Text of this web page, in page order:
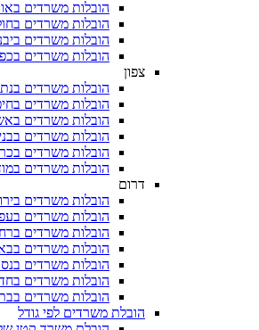
הובלות משרדים
הובלות משרדים
הובלות משרדים
הובלות משרדים
צפון
הובלות משרדים
הובלות משרדים
הובלות משרדים
הובלות משרדים
הובלות משרדים
הובלות משרדים
דרום
הובלות משרדים
הובלות משרדים
הובלות משרדים
הובלות משרדים
הובלות משרדים בנס
הובלות משרדים
הובלות משרדים
הובלת משרדים לפי גודל